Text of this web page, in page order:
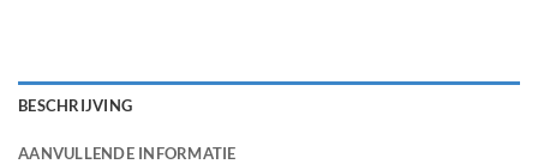
BESCHRIJVING
AANVULLENDE INFORMATIE